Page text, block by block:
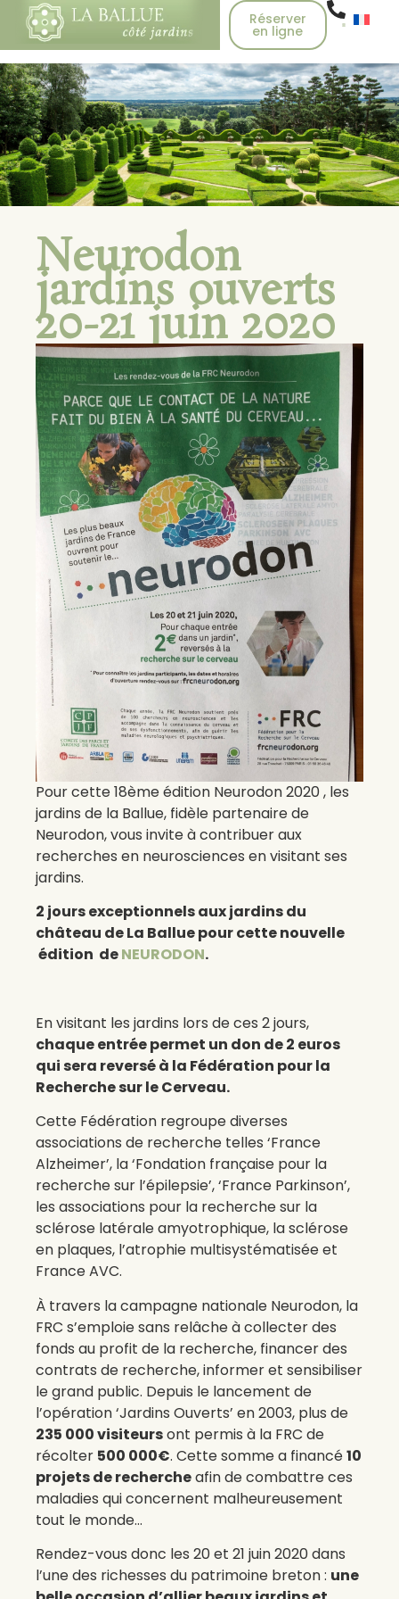
Réserver
en ligne
Neurodon
jardins ouverts
20-21 juin 2020
Pour cette 18ème édition Neurodon 2020 , les
jardins de la Ballue, fidèle partenaire de
Neurodon, vous invite à contribuer aux
recherches en neurosciences en visitant ses
jardins.
2 jours exceptionnels aux jardins du
château de La Ballue pour cette nouvelle
édition deNEURODON.
En visitant les jardins lors de ces 2 jours,
chaque entrée permet un don de 2 euros
qui sera reversé à la Fédération pour la
Recherche sur le Cerveau.
Cette Fédération regroupe diverses
associations de recherche telles ‘France
Alzheimer’, la ‘Fondation française pour la
recherche sur l’épilepsie’, ‘France Parkinson’,
les associations pour la recherche sur la
sclérose latérale amyotrophique, la sclérose
en plaques, l’atrophie multisystématisée et
France AVC.
À travers la campagne nationale Neurodon, la
FRC s’emploie sans relâche à collecter des
fonds au profit de la recherche, financer des
contrats de recherche, informer et sensibiliser
le grand public. Depuis le lancement de
l’opération ‘Jardins Ouverts’ en 2003, plus de
235 000 visiteursont permis à la FRC de
récolter 500 000€. Cette somme a financé10
projets de rechercheafin de combattre ces
maladies qui concernent malheureusement
tout le monde…
Rendez-vous donc les 20 et 21 juin 2020 dans
l’une des richesses du patrimoine breton : une